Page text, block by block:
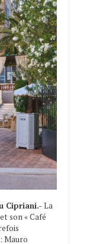
Cipriani.- La
son « Café
Mauro